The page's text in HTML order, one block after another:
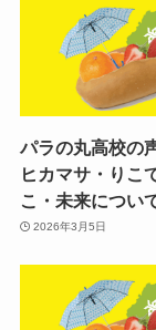
パラの丸高校の
ヒカマサ・りこ
こ・未来につい
2026年3月5日